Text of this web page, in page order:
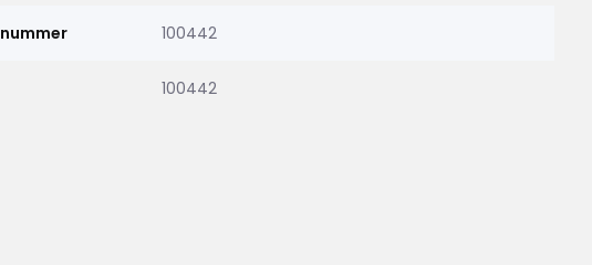
100442
100442